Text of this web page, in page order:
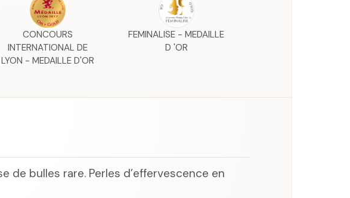
CONCOURS
INTERNATIONAL DE
LYON - MEDAILLE D'OR
FEMINALISE - MEDAILLE
D 'OR
de bulles rare. Perles d’effervescence en